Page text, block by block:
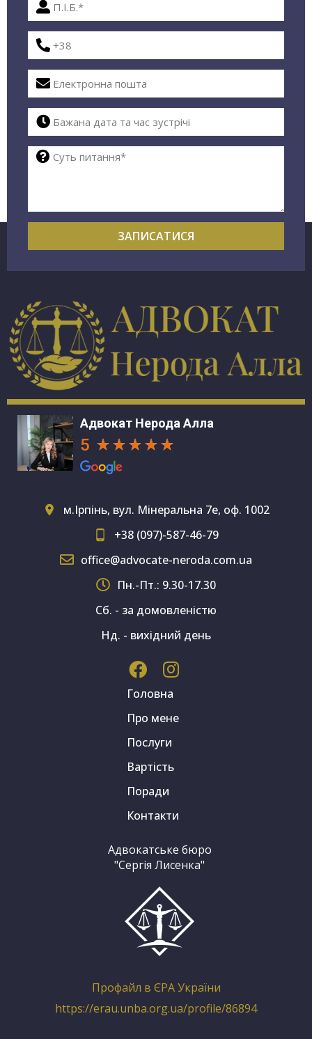
ЗАПИСАТИСЯ
Адвокат Нерода Алла
5
м.Ірпінь, вул. Мінеральна 7е, оф. 1002
+38 (097)-587-46-79
office@advocate-neroda.com.ua
Пн.-Пт.: 9.30-17.30
Сб. - за домовленістю
Нд. - вихідний день
Головна
Про мене
Послуги
Вартість
Поради
Контакти
Адвокатське бюро
"Сергія Лисенка"
Профайл в ЄРА України
https://erau.unba.org.ua/profile/86894